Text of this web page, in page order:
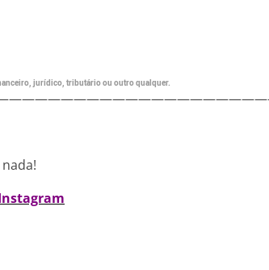
jurídico, tributário ou outro qualquer.